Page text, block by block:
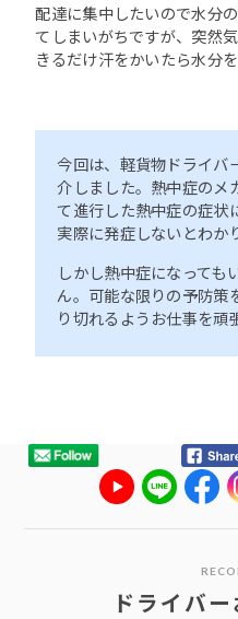
配達に集中したいので水分
てしまいがちですが、突然
きるだけ汗をかいたら水分
今回は、軽貨物ドライバ
介しました。熱中症のメ
て進行した熱中症の症状
実際に発症しないとわか
しかし熱中症になっても
ん。可能な限りの予防策
り切れるようお仕事を頑
ドライバ